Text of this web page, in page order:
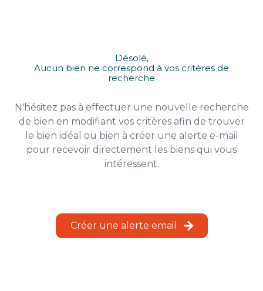
PROFESSIONNEL
CHASSE
IMMO
Désolé,
Aucun bien ne correspond à vos critères de
recherche
N'hésitez pas à effectuer une nouvelle recherche
de bien en modifiant vos critères afin de trouver
le bien idéal ou bien à créer une alerte e-mail
pour recevoir directement les biens qui vous
intéressent.
Créer une alerte email